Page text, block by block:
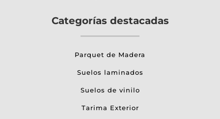
Categorías destacadas
Parquet de Madera
Suelos laminados
Suelos de vinilo
Tarima Exterior